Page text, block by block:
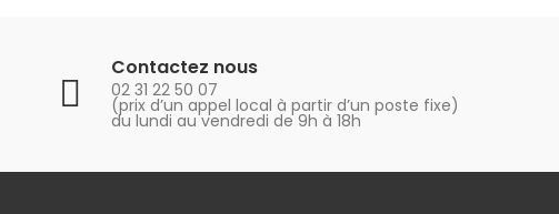
Contactez nous
02 31 22 50 07
(prix d’un appel local à partir d’un poste fixe)
du lundi au vendredi de 9h à 18h